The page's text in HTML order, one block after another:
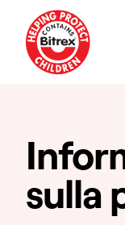
sulla